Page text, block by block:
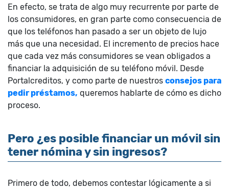
En efecto, se trata de algo muy recurrente por parte de
los consumidores, en gran parte como consecuencia de
que los teléfonos han pasado a ser un objeto de lujo
más que una necesidad. El incremento de precios hace
que cada vez más consumidores se vean obligados a
financiar la adquisición de su teléfono móvil. Desde
Portalcreditos, y como parte de nuestros consejos para
pedir préstamos, queremos hablarte de cómo es dicho
proceso.
Pero ¿es posible financiar un móvil sin
tener nómina y sin ingresos?
Primero de todo, debemos contestar lógicamente a si